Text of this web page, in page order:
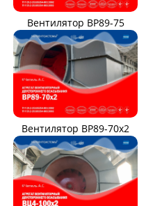
Вентилятор ВР89-75
Вентилятор ВР89-70x2